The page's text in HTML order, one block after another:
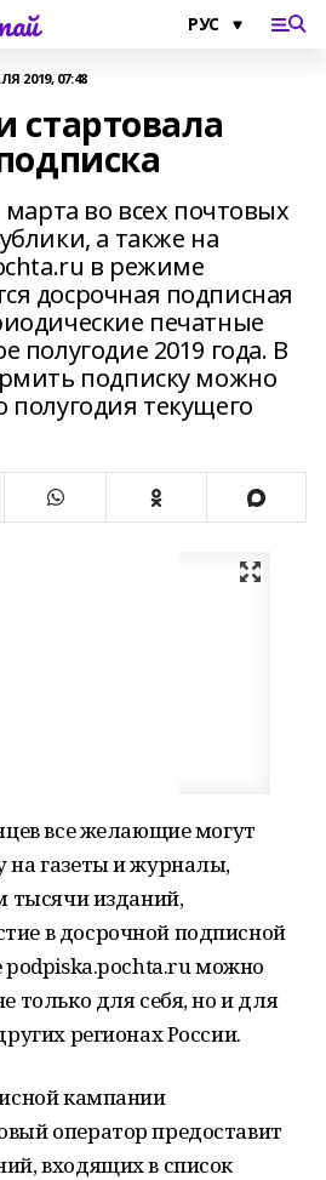
2019, 07:48
стартовала
во всех почтовых
а также на
в режиме
досрочная подписная
печатные
полугодие 2019 года. В
подписку можно
полугодия текущего
все желающие могут
на газеты и журналы,
тысячи изданий,
в досрочной подписной
podpiska.pochta.ru можно
только для себя, но и для
регионах России.
кампании
оператор предоставит
входящих в список